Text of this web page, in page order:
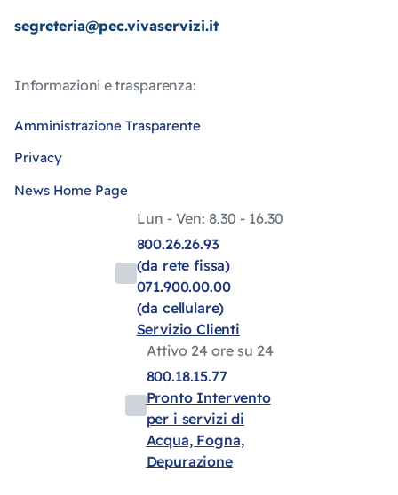
segreteria@pec.vivaservizi.it
Informazioni e trasparenza:
Amministrazione Trasparente
Privacy
News Home Page
Lun - Ven: 8.30 - 16.30
800.26.26.93
(da rete fissa)
071.900.00.00
(da cellulare)
Servizio Clienti
Attivo 24 ore su 24
800.18.15.77
Pronto Intervento
per i servizi di
Acqua, Fogna,
Depurazione